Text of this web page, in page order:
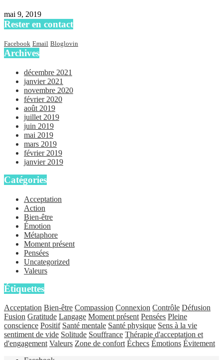
mai 9, 2019
Rester en contact
Facebook Email Bloglovin
Archives
décembre 2021
janvier 2021
novembre 2020
février 2020
août 2019
juillet 2019
juin 2019
mai 2019
mars 2019
février 2019
janvier 2019
Catégories
Acceptation
Action
Bien-être
Émotion
Métaphore
Moment présent
Pensées
Uncategorized
Valeurs
Étiquettes
Acceptation Bien-être Compassion Connexion Contrôle Défusion
Fusion Gratitude Langage Moment présent Pensées Pleine
conscience Positif Santé mentale Santé physique Sens à la vie
sentiment de vide Solitude Souffrance Thérapie d'acceptation et
d'engagement Valeurs Zone de confort Échecs Émotions Évitement